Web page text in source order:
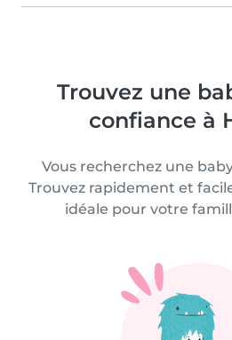
Trouvez une
confiance à
Vous recherchez une
Trouvez rapidement et
idéale pour votre